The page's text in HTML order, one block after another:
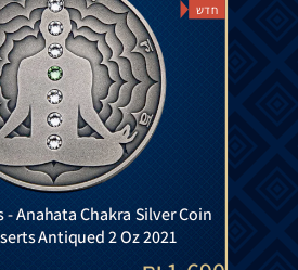
חדש
- Anahata Chakra Silver Coin
Antiqued 2 Oz 2021